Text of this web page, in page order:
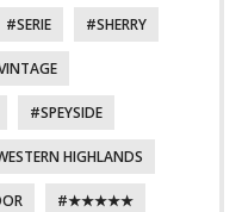
SERIE SHERRY
SPEYSIDE
HIGHLANDS
★★★★★